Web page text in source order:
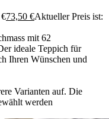
73,50 €Aktueller Preis ist:
mit 62
ideale Teppich für
Ihren Wünschen und
Varianten auf. Die
werden